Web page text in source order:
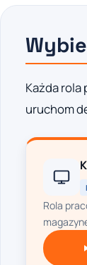
Każda
uruchom
Rola